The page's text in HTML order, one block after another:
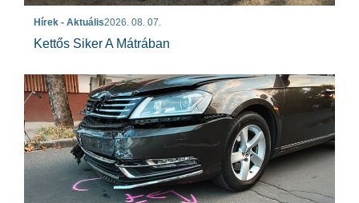
Hírek - Aktuális2026. 08. 07.
Kettős Siker A Mátrában